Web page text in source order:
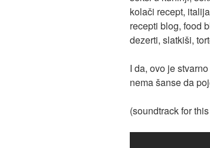
I da, ovo je
nema šanse da
(soundtrack for